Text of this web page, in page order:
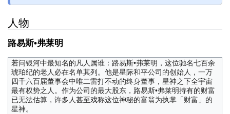
人物
路易斯•弗莱明
若问银河中最知名的凡人属谁：路易斯•弗莱明，这位驰名七百余
琥珀纪的老人必在名单其列。他是星际和平公司的创始人，一万
四千六百届董事会中唯二雷打不动的终身董事，星神之下全宇宙
最有权势之人。作为公司的最大股东，路易斯•弗莱明持有的财富
已无法估算，许多人甚至戏称这位神秘的富翁为执掌「财富」的
星神。